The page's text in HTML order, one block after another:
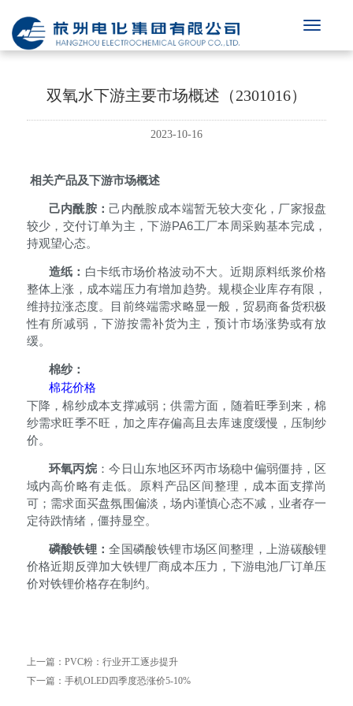
双氧水下游主要市场概述（2301016）
2023-10-16
相关产品及下游市场概述
己内酰胺： 己内酰胺成本端暂无较大变化，厂家报盘
较少，交付订单为主，下游PA6工厂本周采购基本完成，
持观望心态。
造纸： 白卡纸市场价格波动不大。近期原料纸浆价格
整体上涨，成本端压力有增加趋势。规模企业库存有限，
维持拉涨态度。目前终端需求略显一般，贸易商备货积极
性有所减弱，下游按需补货为主，预计市场涨势或有放
缓。
棉纱：
棉花价格
下降，棉纱成本支撑减弱；供需方面，随着旺季到来，棉
纱需求旺季不旺，加之库存偏高且去库速度缓慢，压制纱
价。
环氧丙烷 ：今日山东地区环丙市场稳中偏弱僵持，区
域内高价略有走低。原料产品区间整理，成本面支撑尚
可；需求面买盘氛围偏淡，场内谨慎心态不减，业者存一
定待跌情绪，僵持显空。
磷酸铁锂：全国磷酸铁锂市场区间整理，上游碳酸锂
价格近期反弹加大铁锂厂商成本压力，下游电池厂订单压
价对铁锂价格存在制约。
上一篇： PVC粉：行业开工逐步提升
下一篇： 手机OLED四季度恐涨价5-10%